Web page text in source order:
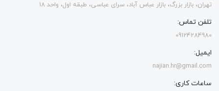
تهران، بازار بزرگ، بازار عباس آباد، سرای عباسی، طبقه اول، واحد 18
تلفن تماس:
09124284980
ایمیل:
najian.hr@gmail.com
ساعات کاری: